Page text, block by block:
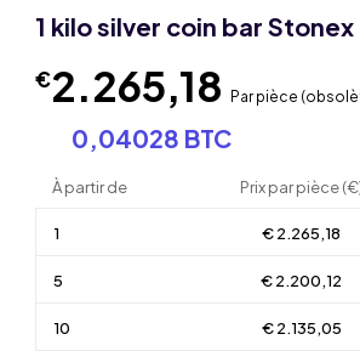
1 kilo silver coin bar Stonex
€2.265,18 Par pièce
0,04028 BTC
À partir de Prix par pièce
1 € 2.265,18
5 € 2.200,12
10 € 2.135,05